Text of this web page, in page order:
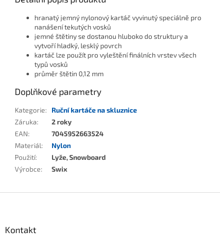
hranatý jemný nylonový kartáč vyvinutý speciálně pro
nanášení tekutých vosků
jemné štětiny se dostanou hluboko do struktury a
vytvoří hladký, lesklý povrch
kartáč lze použít pro vyleštění finálních vrstev všech
typů vosků
průměr štětin 0,12 mm
Doplňkové parametry
Kategorie:
Ruční kartáče na skluznice
Záruka:
2 roky
EAN:
7045952663524
Materiál:
Nylon
Použití:
Lyže, Snowboard
Výrobce: Swix
Kontakt